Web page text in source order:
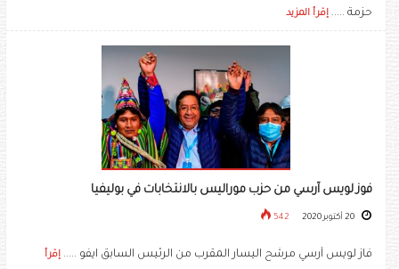
حزمة ..... إقرأ المزيد
فوز لويس آرسي من حزب موراليس بالانتخابات في بوليفيا
542
فاز لويس آرسي مرشح اليسار المقرب من الرئيس السابق ايفو ..... إقرأ